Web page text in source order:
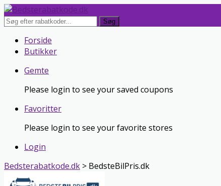
Søg
Skip Forside
Butikker
Gemte
Please login to see your saved coupons
Favoritter
Please login to see your favorite stores
Login
Bedsterabatkode.dk > BedsteBilPris.dk